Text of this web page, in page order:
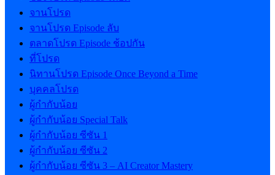
จานโปรด
จานโปรด Episode ลับ
ตลาดโปรด Episode ช้อปกัน
ที่โปรด
นิทานโปรด Episode Once Beyond a Time
บุคคลโปรด
ผู้กำกับน้อย
ผู้กำกับน้อย Special Talk
ผู้กำกับน้อย ซีซัน 1
ผู้กำกับน้อย ซีซัน 2
ผู้กำกับน้อย ซีซัน 3 – AI Creator Mastery